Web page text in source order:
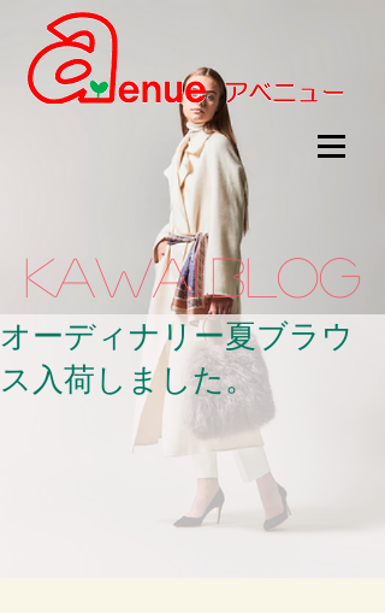
kawaii.BLOG
オーディナリー夏ブラウ
ス入荷しました。